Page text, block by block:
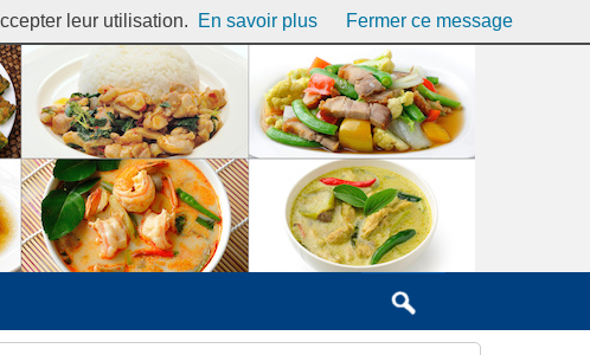
Se connecter
leur utilisation. En savoir plus Fermer ce message